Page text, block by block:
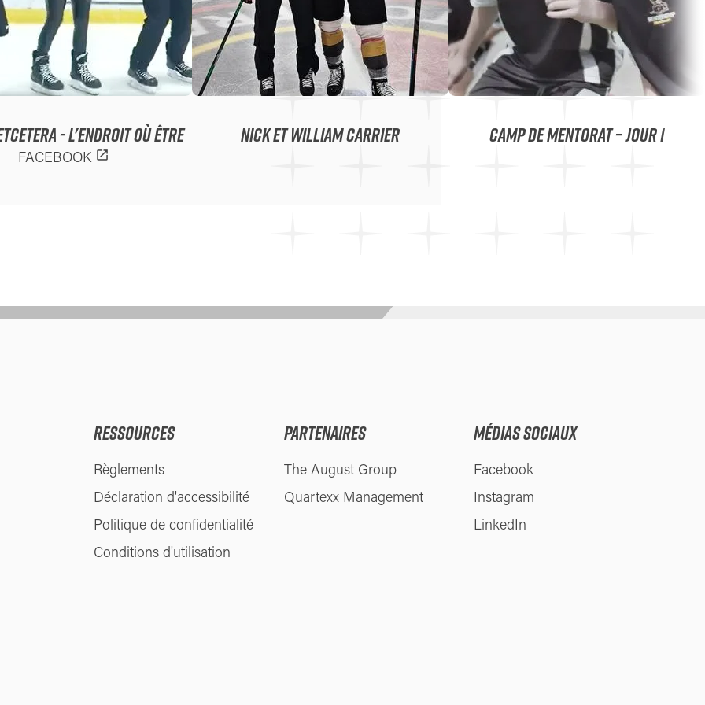
- L'ENDROIT OÙ ÊTRE
FACEBOOK open_in_new
NICK ET WILLIAM CARRIER CAMP DE MENTORAT – JOUR 1
RESSOURCES
Règlements
Déclaration d'accessibilité
Politique de confidentialité
Conditions d'utilisation
PARTENAIRES
The August Group
Quartexx Management
MÉDIAS SOCIAUX
Facebook
Instagram
LinkedIn